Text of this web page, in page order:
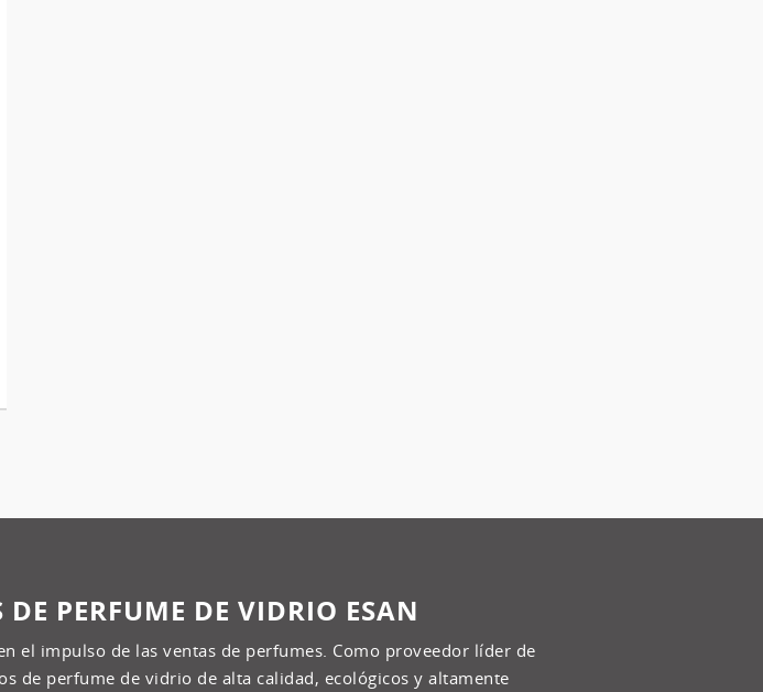
PERFUME DE VIDRIO ESAN
el impulso de las ventas de perfumes. Como proveedor líder de
de perfume de vidrio de alta calidad, ecológicos y altamente